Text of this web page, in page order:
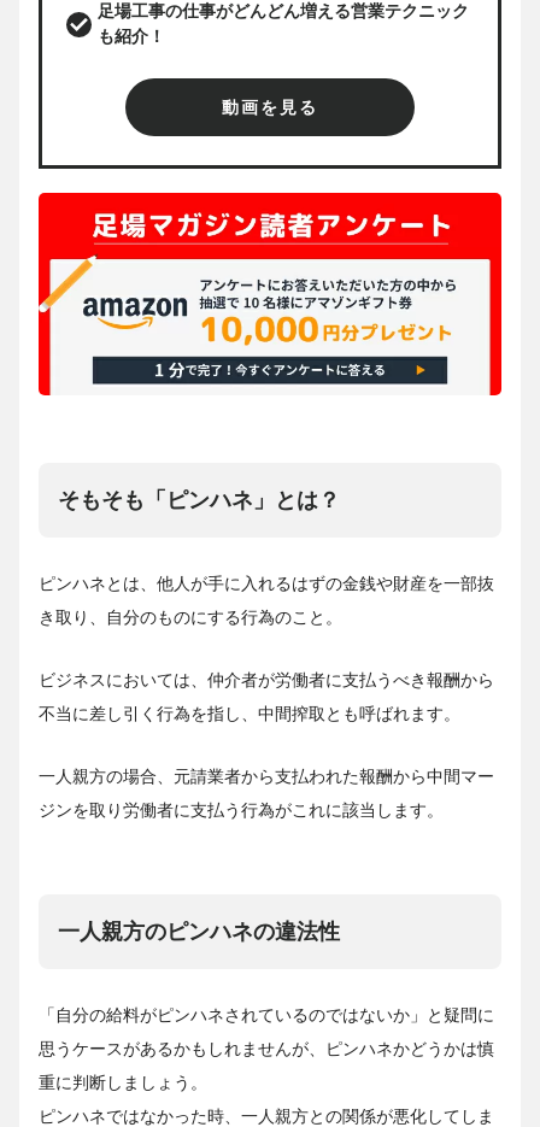
足場工事の仕事がどんどん増える営業テクニック
も紹介！
動画を見る
そもそも「ピンハネ」とは？
ピンハネとは、他人が手に入れるはずの金銭や財産を一部抜
き取り、自分のものにする行為のこと。
ビジネスにおいては、仲介者が労働者に支払うべき報酬から
不当に差し引く行為を指し、中間搾取とも呼ばれます。
一人親方の場合、元請業者から支払われた報酬から中間マー
ジンを取り労働者に支払う行為がこれに該当します。
一人親方のピンハネの違法性
「自分の給料がピンハネされているのではないか」と疑問に
思うケースがあるかもしれませんが、ピンハネかどうかは慎
重に判断しましょう。
ピンハネではなかった時、一人親方との関係が悪化してしま